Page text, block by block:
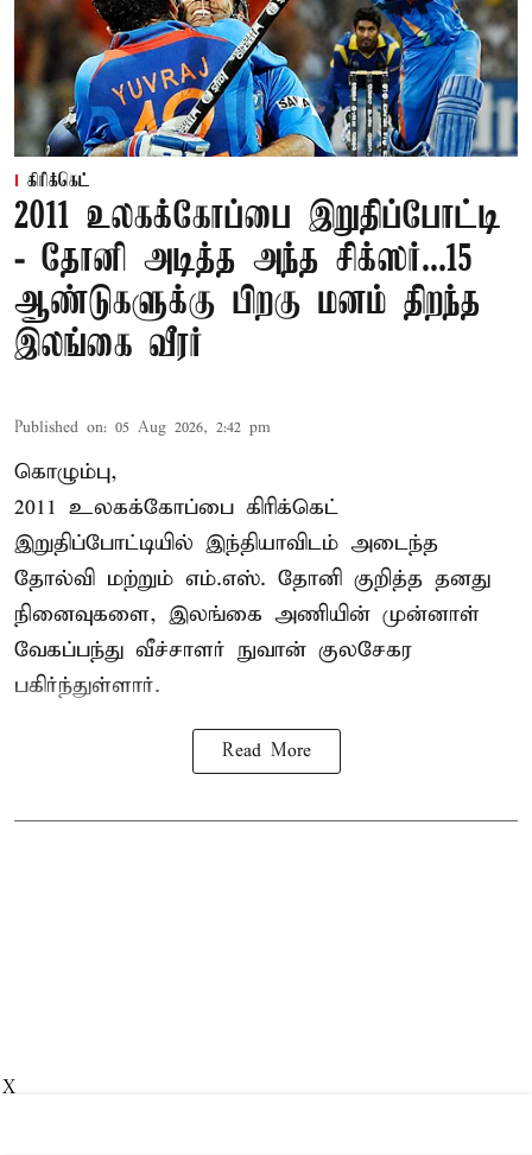
கிரிக்கெட்
2011 உலகக்கோப்பை இறுதிப்போட்டி
- தோனி அடித்த அந்த சிக்ஸர்...15
ஆண்டுகளுக்கு பிறகு மனம் திறந்த
இலங்கை வீரர்
Published on: 05 Aug 2026, 2:42 pm
கொழும்பு,
2011 உலகக்கோப்பை கிரிக்கெட்
இறுதிப்போட்டியில் இந்தியாவிடம் அடைந்த
தோல்வி மற்றும் எம்.எஸ். தோனி குறித்த தனது
நினைவுகளை, இலங்கை அணியின் முன்னாள்
வேகப்பந்து வீச்சாளர் நுவான் குலசேகர
பகிர்ந்துள்ளார்.
Read More
X